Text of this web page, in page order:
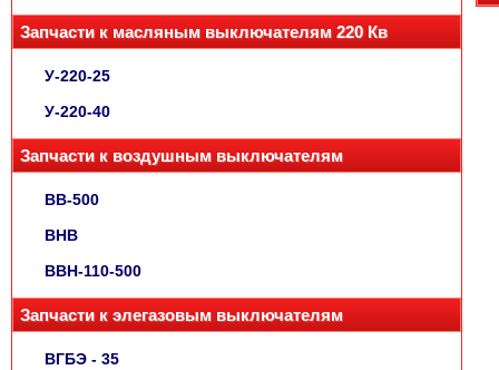
Запчасти к масляным выключателям 220 Кв
У-220-25
У-220-40
Запчасти к воздушным выключателям
ВВ-500
ВНВ
ВВН-110-500
Запчасти к элегазовым выключателям
ВГБЭ - 35